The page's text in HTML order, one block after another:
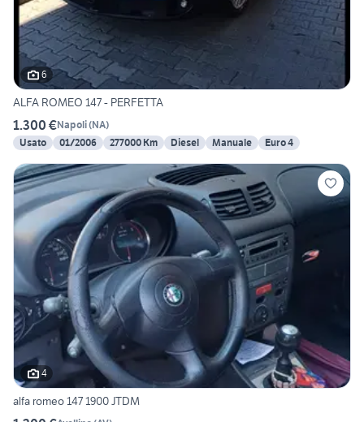
6
ALFA ROMEO 147 - PERFETTA
1.300 €Napoli(NA)
Usato
01/2006 277000 Km Diesel Manuale Euro 4
4
alfa romeo 147 1900 JTDM